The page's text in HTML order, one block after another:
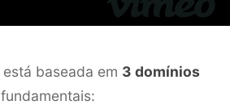
está baseada em 3 domínios
fundamentais: